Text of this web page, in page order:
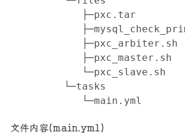
├─pxc.tar
├─pxc_master.sh
└─pxc_slave.sh
└─tasks
└─main.yml
文件内容(main.yml)